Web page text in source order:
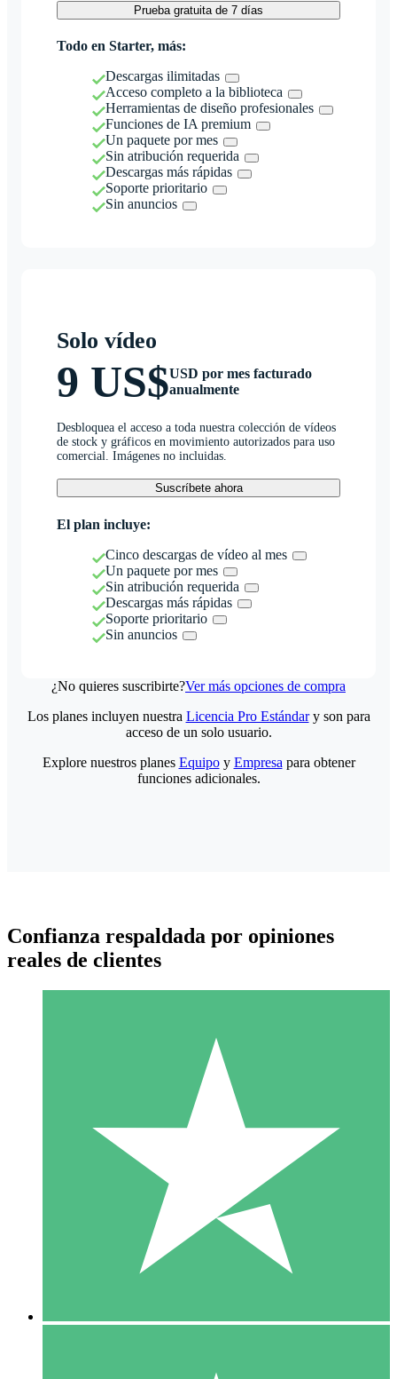
Prueba gratuita de 7 días
Todo en Starter, más:
Descargas ilimitadas
Acceso completo a la biblioteca
Herramientas de diseño profesionales
Funciones de IA premium
Un paquete por mes
Sin atribución requerida
Descargas más rápidas
Soporte prioritario
Sin anuncios
Solo vídeo
9 US$USD por mes facturado
anualmente
Desbloquea el acceso a toda nuestra colección de vídeos
de stock y gráficos en movimiento autorizados para uso
comercial. Imágenes no incluidas.
Suscríbete ahora
El plan incluye:
Cinco descargas de vídeo al mes
Un paquete por mes
Sin atribución requerida
Descargas más rápidas
Soporte prioritario
Sin anuncios
¿No quieres suscribirte?Ver más opciones de compra
Paquetes de Créditos Individuales
Paga según el uso con créditos de descarga. Sin compromiso
10 00
Los planes incluyen nuestra Licencia Pro Estándary son para
acceso de un solo usuario.
Explore nuestros planes Equipoy Empresa para obtener
funciones adicionales.
Confianza respaldada por opiniones
reales de clientes